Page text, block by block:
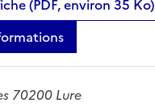
(PDF, environ 35 Ko)
70200 Lure